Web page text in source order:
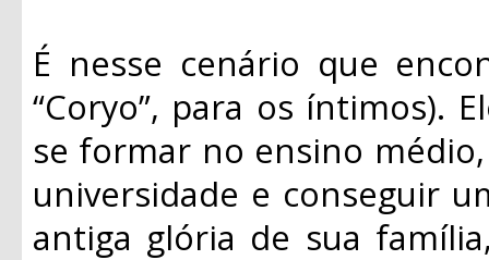
É nesse cenário que
“Coryo”, para os íntimos).
se formar no ensino
universidade e conseguir
antiga glória de sua